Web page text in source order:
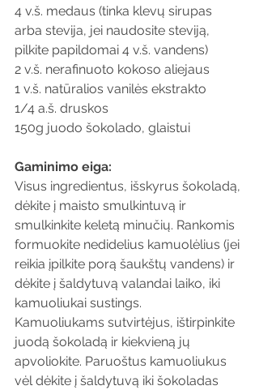
4 v.š. medaus (tinka klevų sirupas
arba stevija, jei naudosite steviją,
pilkite papildomai 4 v.š. vandens)
2 v.š. nerafinuoto kokoso aliejaus
1 v.š. natūralios vanilės ekstrakto
1/4 a.š. druskos
150g juodo šokolado, glaistui
Gaminimo eiga:
Visus ingredientus, išskyrus šokoladą,
dėkite į maisto smulkintuvą ir
smulkinkite keletą minučių. Rankomis
formuokite nedidelius kamuolėlius (jei
reikia įpilkite porą šaukštų vandens) ir
dėkite į šaldytuvą valandai laiko, iki
kamuoliukai sustings.
Kamuoliukams sutvirtėjus, ištirpinkite
juodą šokoladą ir kiekvieną jų
apvoliokite. Paruoštus kamuoliukus
vėl dėkite į šaldytuvą iki šokoladas